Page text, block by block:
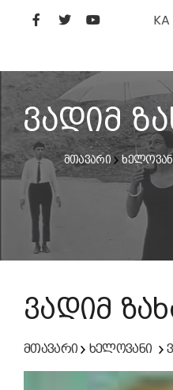
KA
ᲤᲘᲚᲛᲔᲑᲘ
ᲮᲔᲚᲝᲕᲐᲜᲘ
ვადიმ
მთავარი
ვადიმ
მთავარი ხელოვანი